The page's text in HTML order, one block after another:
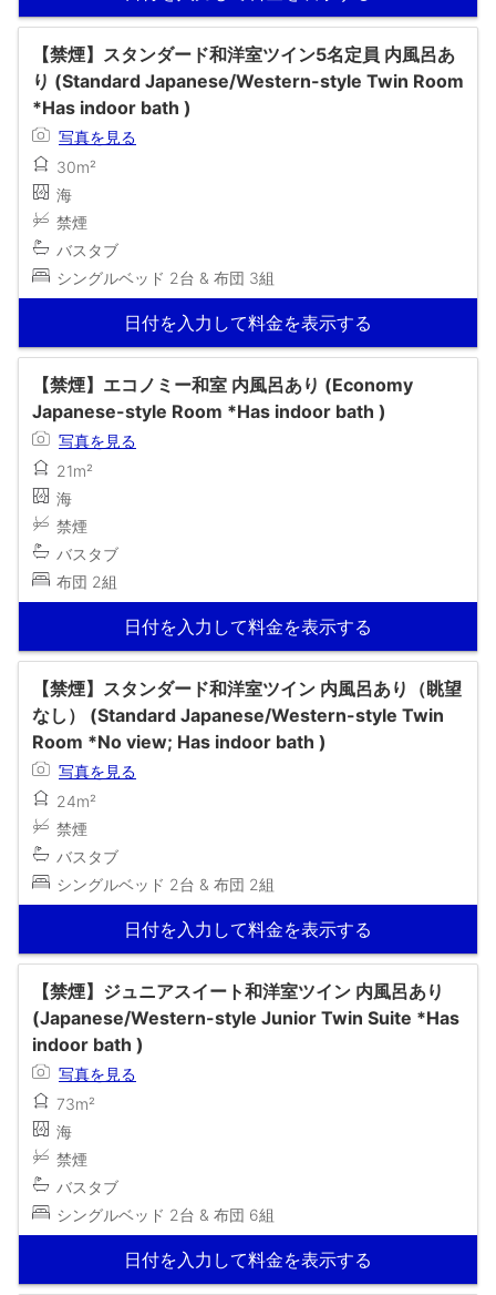
【禁煙】スタンダード和洋室ツイン5名定員 内風呂あ
り (Standard Japanese/Western-style Twin Room
*Has indoor bath )
写真を見る
30m²
海
禁煙
バスタブ
シングルベッド 2台 & 布団 3組
日付を入力して料金を表示する
【禁煙】エコノミー和室 内風呂あり (Economy
Japanese-style Room *Has indoor bath )
写真を見る
21m²
海
禁煙
バスタブ
布団 2組
日付を入力して料金を表示する
【禁煙】スタンダード和洋室ツイン 内風呂あり（眺望
なし） (Standard Japanese/Western-style Twin
Room *No view; Has indoor bath )
写真を見る
24m²
禁煙
バスタブ
シングルベッド 2台 & 布団 2組
日付を入力して料金を表示する
【禁煙】ジュニアスイート和洋室ツイン 内風呂あり
(Japanese/Western-style Junior Twin Suite *Has
indoor bath )
写真を見る
73m²
海
禁煙
バスタブ
シングルベッド 2台 & 布団 6組
日付を入力して料金を表示する